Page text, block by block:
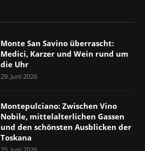
Monte San Savino überrascht:
Medici, Karzer und Wein rund um
die Uhr
29. Juni 2026
Montepulciano: Zwischen Vino
Nobile, mittelalterlichen Gassen
und den schönsten Ausblicken der
Toskana